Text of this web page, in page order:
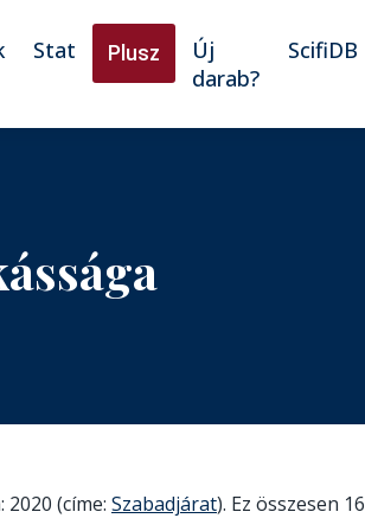
Stat Plusz
Új
darab?
ScifiDB
(címe: Szabadjárat). Ez összesen 16